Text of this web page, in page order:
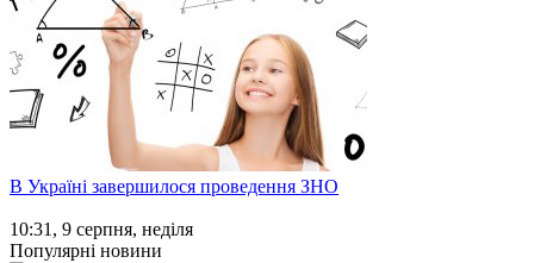
В Україні завершилося проведення ЗНО
10:31, 9 серпня, неділя
Популярні новини